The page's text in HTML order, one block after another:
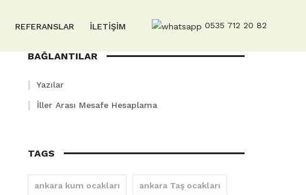
0535 712 20 82
REFERANSLAR İLETİŞİM
BAĞLANTILAR
Yazılar
İller Arası Mesafe Hesaplama
TAGS
ankara kum ocakları ankara Taş ocakları